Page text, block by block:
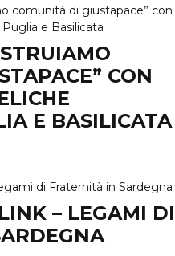
CON
E BASILICATA
– LEGAMI DI